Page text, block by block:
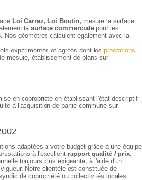
Loi Carrez, Loi Boutin, mesure la surface
la surface commerciale pour les
Nos géomètres calculent également avec la
expérimentés et agréés dont les prestations
mesure, établissement de plans sur
en copropriété en établissant l'état descriptif
à l'acquisition de partie commune sur
adaptées à votre budget grâce à une équipe
à l'excellent rapport qualité / prix.
toujours plus exigeante, à l'aide d'un
Notre clientèle est constituée de
de copropriété ou collectivités locales.